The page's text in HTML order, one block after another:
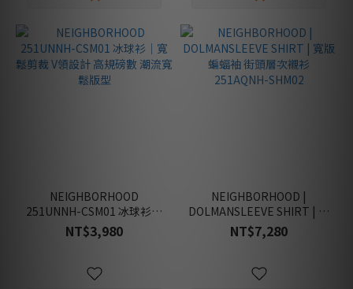
NEIGHBORHOOD
251UNNH-CSM01 冰球衫｜
寬鬆剪裁 V領設計 高規磅數
潮流寬鬆版型
NT$3,980
NEIGHBORHOOD |
DOLMANSLEEVE SHIRT | 寬
版蝙蝠袖 街頭層次襯衫
251AQNH-SHM02
NT$7,280